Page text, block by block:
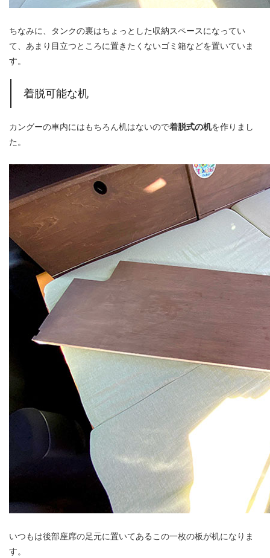
ちなみに、タンクの裏はちょっとした収納スペースになってい
て、あまり目立つところに置きたくないゴミ箱などを置いていま
す。
着脱可能な机
カングーの車内にはもちろん机はないので着脱式の机を作りまし
た。
いつもは後部座席の足元に置いてあるこの一枚の板が机になりま
す。